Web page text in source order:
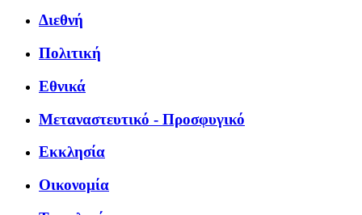
Διεθνή
Πολιτική
Εθνικά
Μεταναστευτικό - Προσφυγικό
Εκκλησία
Οικονομία